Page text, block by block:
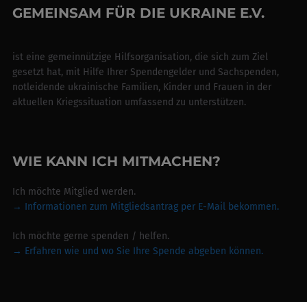
GEMEINSAM FÜR DIE UKRAINE E.V.
ist eine gemeinnützige Hilfsorganisation, die sich zum Ziel
gesetzt hat, mit Hilfe Ihrer Spendengelder und Sachspenden,
notleidende ukrainische Familien, Kinder und Frauen in der
aktuellen Kriegssituation umfassend zu unterstützen.
WIE KANN ICH MITMACHEN?
Ich möchte Mitglied werden.
→ Informationen zum Mitgliedsantrag per E-Mail bekommen.
Ich möchte gerne spenden / helfen.
→ Erfahren wie und wo Sie Ihre Spende abgeben können.